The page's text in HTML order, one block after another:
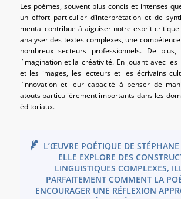
Les poèmes, souvent plus concis et intenses
un effort particulier d’interprétation et de
mental contribue à aiguiser notre esprit
analyser des textes complexes, une
nombreux secteurs professionnels. De
l’imagination et la créativité. En jouant avec
et les images, les lecteurs et les écrivains
l’innovation et leur capacité à penser de
atouts particulièrement importants dans les
éditoriaux.
L’ŒUVRE POÉTIQUE DE
ELLE EXPLORE DES
LINGUISTIQUES COMPLEXES,
PARFAITEMENT COMMENT LA
ENCOURAGER UNE RÉFLEXION